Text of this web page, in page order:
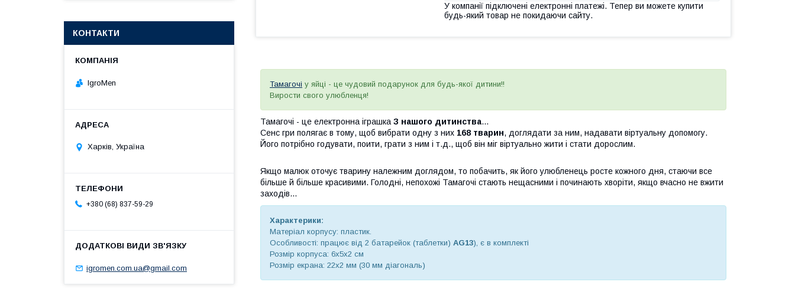
У компанії підключені електронні платежі. Тепер ви можете купити
будь-який товар не покидаючи сайту.
Тамагочі у яйці - це чудовий подарунок для будь-якої дитини!!
Вирости свого улюбленця!
Тамагочі - це електронна іграшка З нашого дитинства...
Сенс гри полягає в тому, щоб вибрати одну з них 168 тварин, доглядати за ним, надавати віртуальну допомогу.
Його потрібно годувати, поити, грати з ним і т.д., щоб він міг віртуально жити і стати дорослим.
Якщо малюк оточує тварину належним доглядом, то побачить, як його улюбленець росте кожного дня, стаючи все
більше й більше красивими. Голодні, непохожі Тамагочі стають нещасними і починають хворіти, якщо вчасно не вжити
заходів...
Характерики:
Матеріал корпусу: пластик.
Особливості: працює від 2 батарейок (таблетки) AG13), є в комплекті
Розмір корпуса: 6х5х2 см
Розмір екрана: 22х2 мм (30 мм діагональ)
КОНТАКТИ
IgroMen
Харків, Україна
+380 (68) 837-59-29
igromen.com.ua@gmail.com